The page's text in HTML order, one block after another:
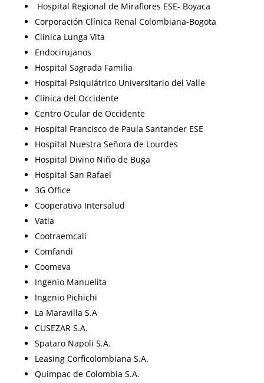
Hospital Regional de Miraflores ESE- Boyaca
Corporación Clínica Renal Colombiana-Bogota
Clínica Lunga Vita
Endocirujanos
Hospital Sagrada Familia
Hospital Psiquiátrico Universitario del Valle
Clínica del Occidente
Centro Ocular de Occidente
Hospital Francisco de Paula Santander ESE
Hospital Nuestra Señora de Lourdes
Hospital Divino Niño de Buga
Hospital San Rafael
3G Office
Cooperativa Intersalud
Vatia
Cootraemcali
Comfandi
Coomeva
Ingenio Manuelita
Ingenio Pichichi
La Maravilla S.A
CUSEZAR S.A.
Spataro Napoli S.A.
Leasing Corficolombiana S.A.
Quimpac de Colombia S.A.